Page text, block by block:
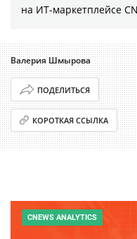
на ИТ-маркетплейсе
Валерия Шмырова
ПОДЕЛИТЬСЯ
КОРОТКАЯ ССЫЛКА
CNEWS ANALYTICS